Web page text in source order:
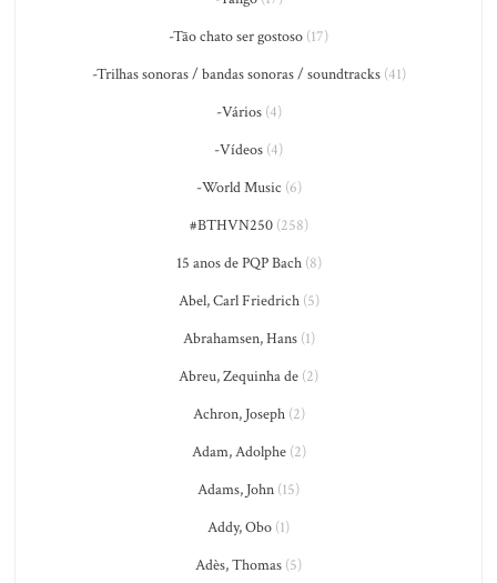
-Tão chato ser gostoso (17)
-Trilhas sonoras / bandas sonoras / soundtracks(41)
-Vários(4)
-Vídeos (4)
-World Music (6)
#BTHVN250(258)
15 anos de PQP Bach(8)
Abel, Carl Friedrich(5)
Abrahamsen, Hans(1)
Abreu, Zequinha de (2)
Achron, Joseph(2)
Adam, Adolphe(2)
Adams, John (15)
Addy, Obo (1)
Adès, Thomas (5)